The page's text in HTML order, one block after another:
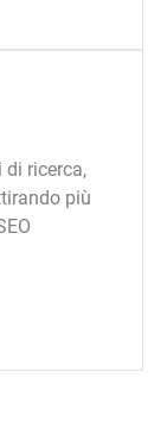
ricerca,
più